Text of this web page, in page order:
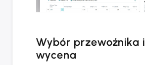
Wybór przewoźnika i
wycena